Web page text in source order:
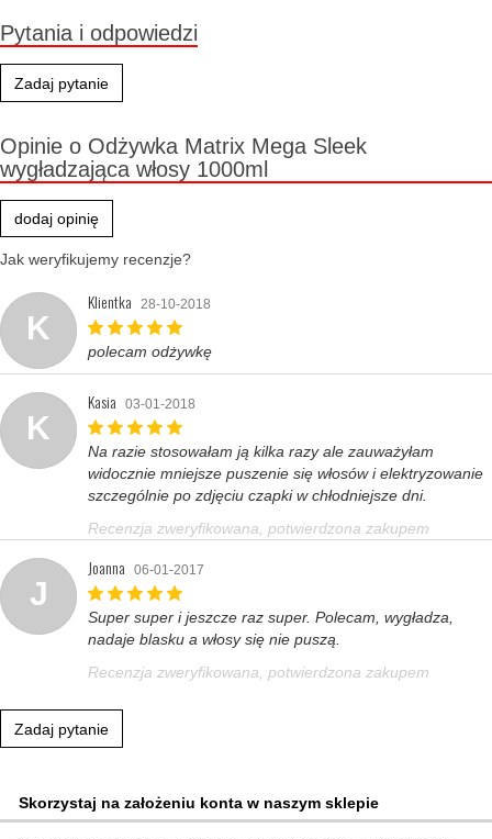
Pytania i odpowiedzi
Zadaj pytanie
Opinie o Odżywka Matrix Mega Sleek
wygładzająca włosy 1000ml
dodaj opinię
Jak weryfikujemy recenzje?
K
Klientka 28-10-2018
polecam odżywkę
K
Kasia 03-01-2018
Na razie stosowałam ją kilka razy ale zauważyłam
widocznie mniejsze puszenie się włosów i elektryzowanie
szczególnie po zdjęciu czapki w chłodniejsze dni.
Recenzja zweryfikowana, potwierdzona zakupem
J
Joanna 06-01-2017
Super super i jeszcze raz super. Polecam, wygładza,
nadaje blasku a włosy się nie puszą.
Recenzja zweryfikowana, potwierdzona zakupem
Zadaj pytanie
Skorzystaj na założeniu konta w naszym sklepie